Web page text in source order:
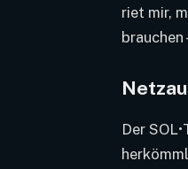
riet mir,
Der